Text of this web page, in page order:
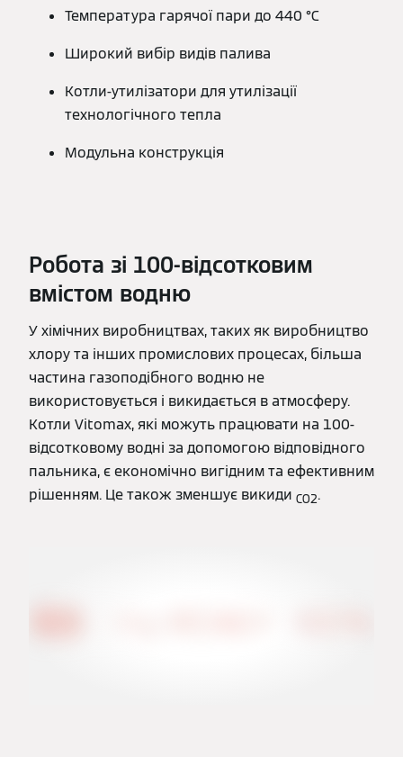
Температура гарячої пари до 440 °C
Широкий вибір видів палива
Котли-утилізатори для утилізації
технологічного тепла
Модульна конструкція
Робота зі 100-відсотковим
вмістом водню
У хімічних виробництвах, таких як виробництво
хлору та інших промислових процесах, більша
частина газоподібного водню не
використовується і викидається в атмосферу.
Котли Vitomax, які можуть працювати на 100-
відсотковому водні за допомогою відповідного
пальника, є економічно вигідним та ефективним
рішенням. Це також зменшує викиди CO2.